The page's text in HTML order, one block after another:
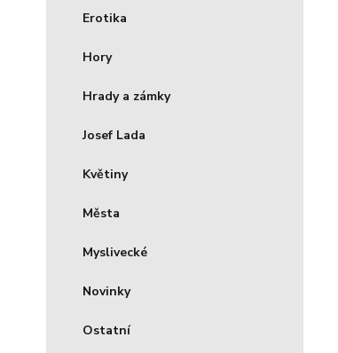
Erotika
Hory
Hrady a zámky
Josef Lada
Květiny
Města
Myslivecké
Novinky
Ostatní